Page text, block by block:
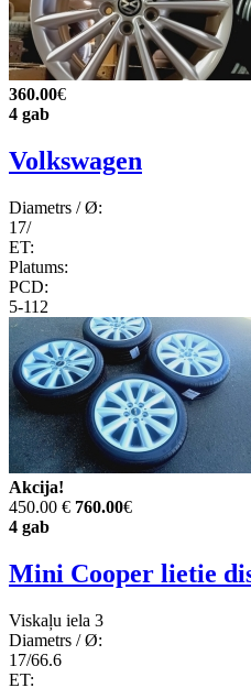
360.00€
4 gab
Volkswagen
Diametrs / Ø:
17/
ET:
Platums:
PCD:
5-112
Akcija!
450.00 € 760.00€
4 gab
Mini Cooper lietie
Viskaļu iela 3
Diametrs / Ø:
17/66.6
ET: